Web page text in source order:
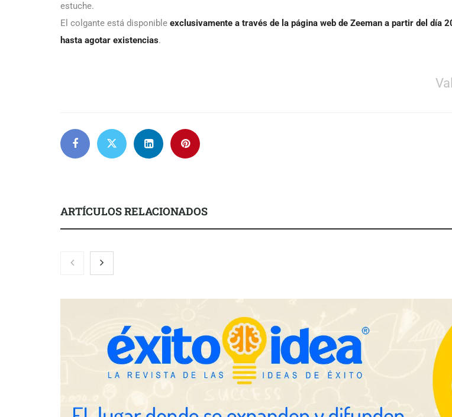
estuche.
El colgante está disponible exclusivamente a través de la página web de Zeeman a partir del día
hasta agotar existencias.
ARTÍCULOS RELACIONADOS
Nicols presenta seis modelos de
anillos de compromiso para el
Fundación Mapfre y CISE lanzan
el concurso ‘Talento Sénior’ para
impulsar ideas innovadoras
creadas por y para mayores de 50
Schaeffler mejora su rentabilidad
NOVA: innovación y
transforman
de Tormo Franquicias